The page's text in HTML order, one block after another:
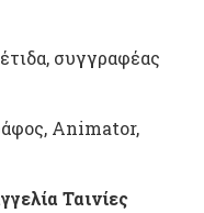
συγγραφέας
Αnimator,
Ταινίες